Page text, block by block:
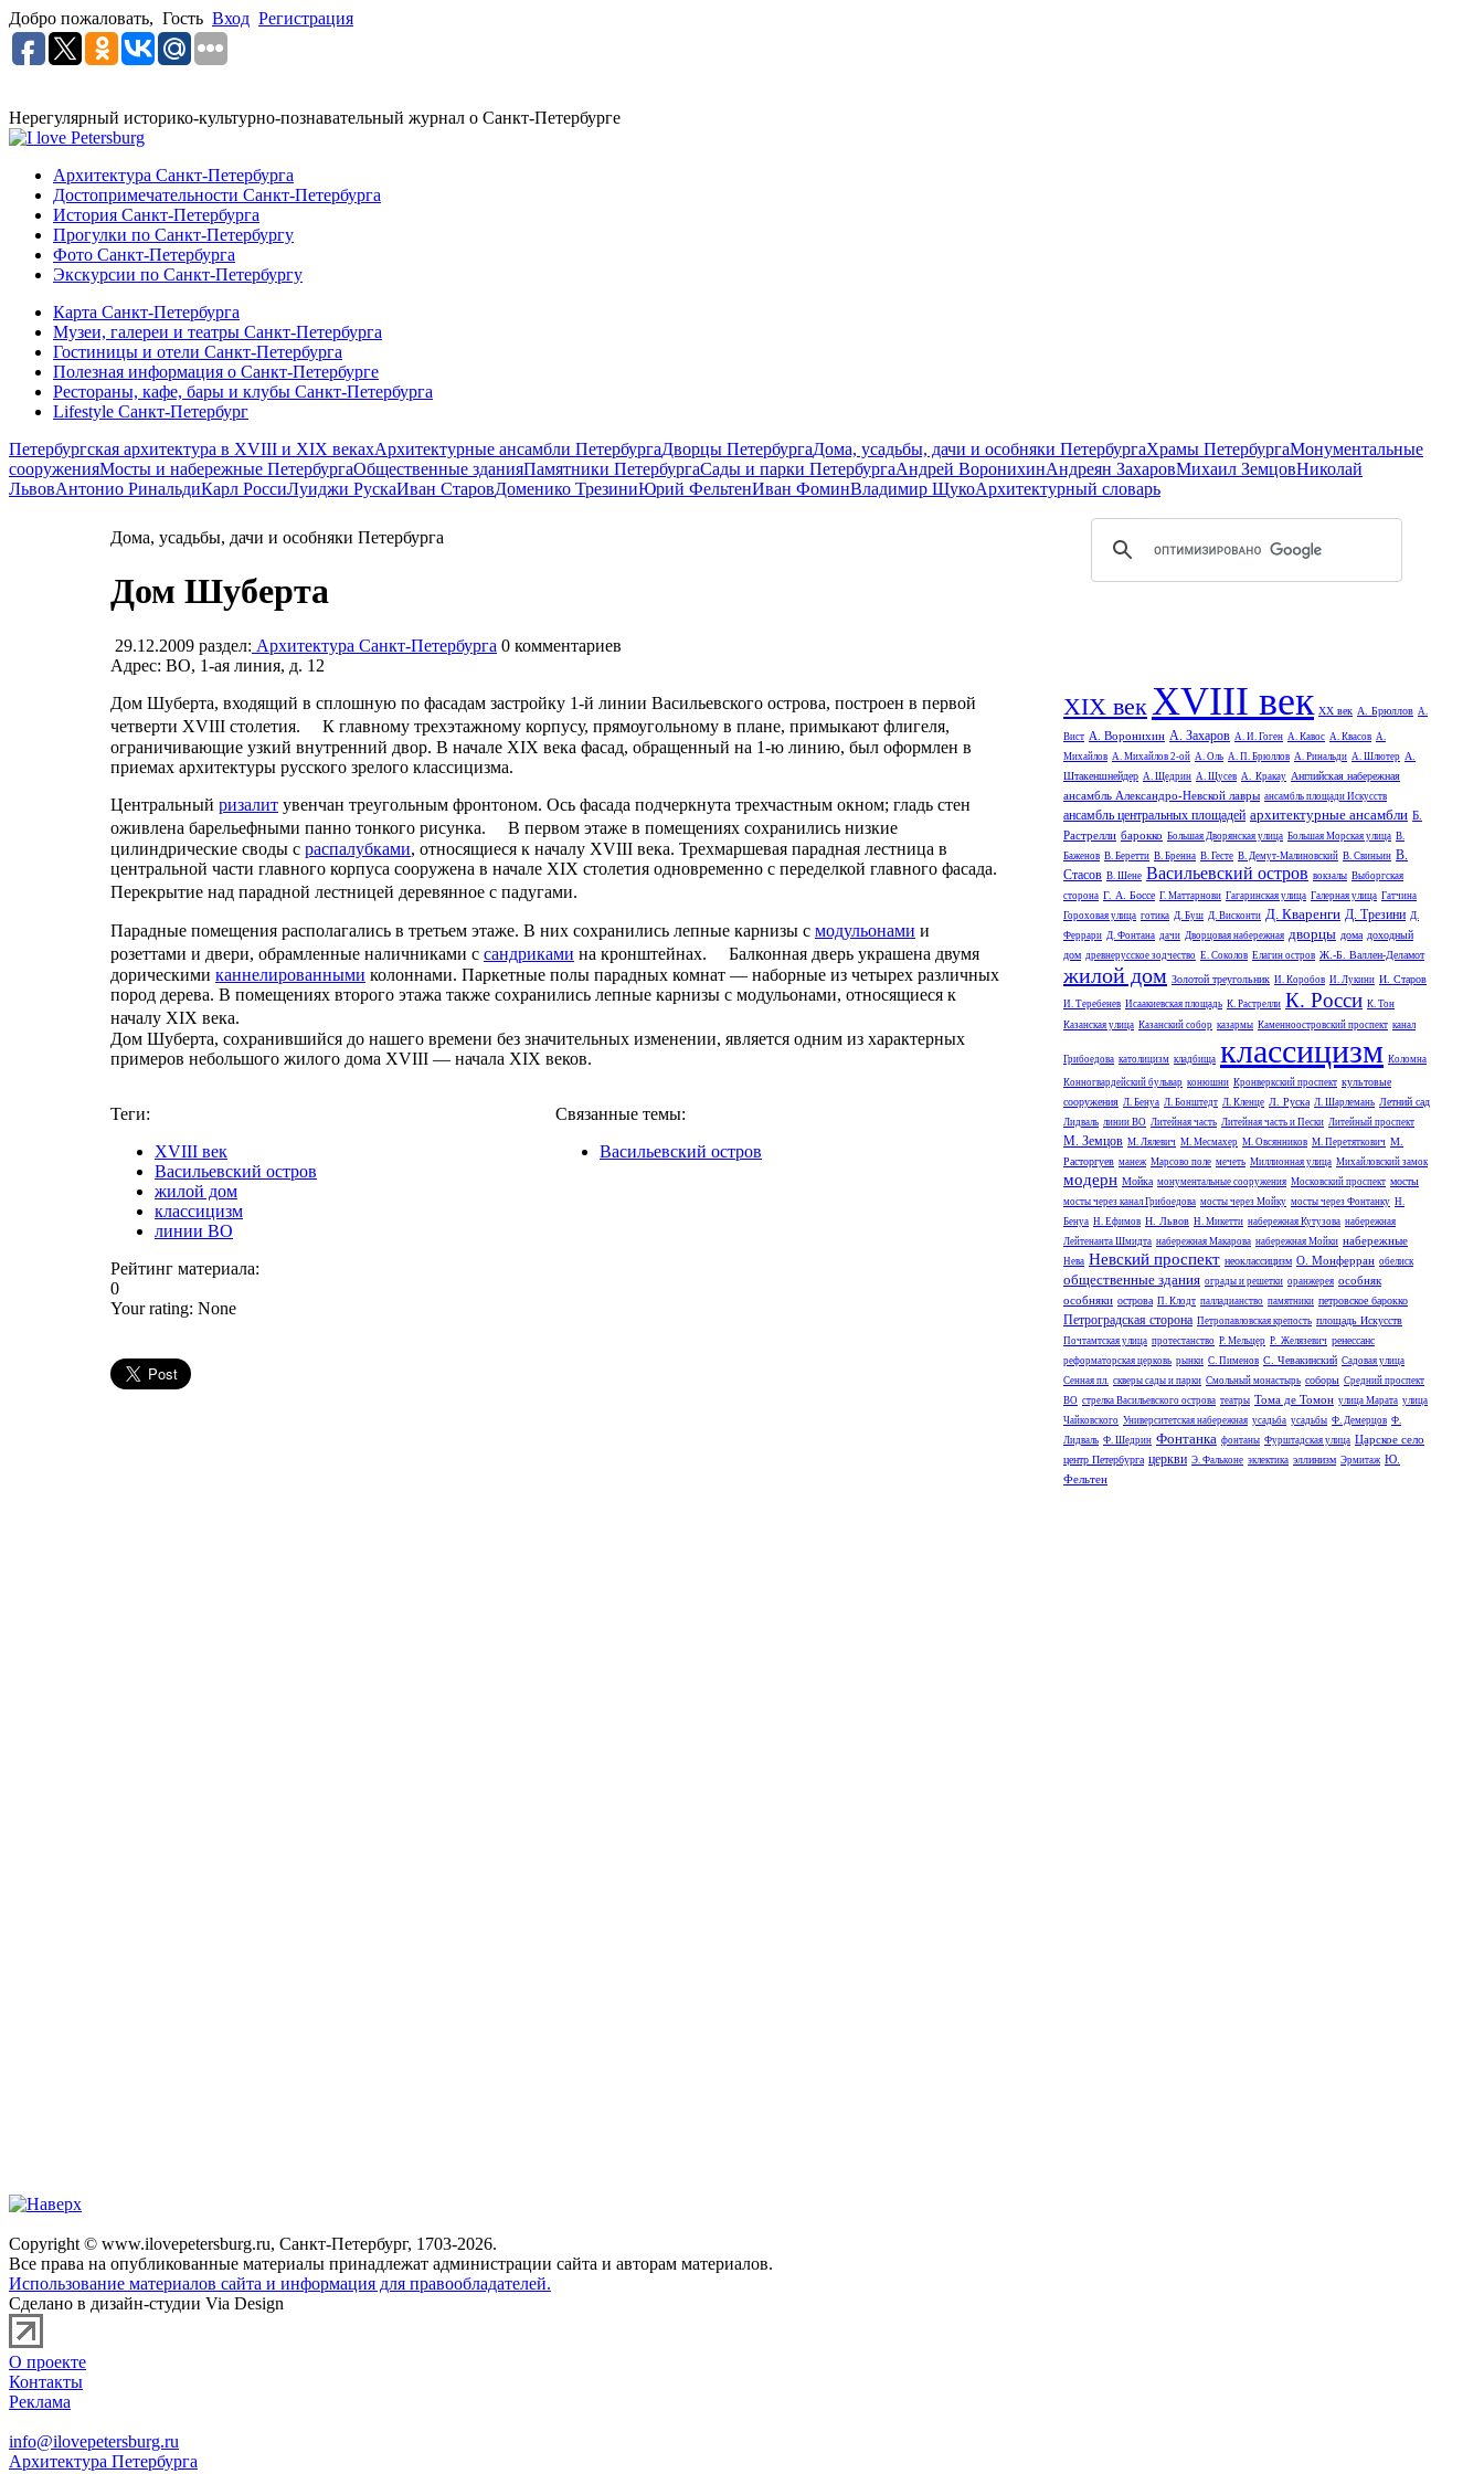
Добро пожаловать, Гость Вход Регистрация
Нерегулярный историко-культурно-познавательный журнал о Санкт-Петербурге
Архитектура Санкт-Петербурга
Достопримечательности Санкт-Петербурга
История Санкт-Петербурга
Прогулки по Санкт-Петербургу
Фото Санкт-Петербурга
Экскурсии по Санкт-Петербургу
Карта Санкт-Петербурга
Музеи, галереи и театры Санкт-Петербурга
Гостиницы и отели Санкт-Петербурга
Полезная информация о Санкт-Петербурге
Рестораны, кафе, бары и клубы Санкт-Петербурга
Lifestyle Санкт-Петербург
Петербургская архитектура в XVIII и XIX векахАрхитектурные ансамбли ПетербургаДворцы ПетербургаДома, усадьбы, дачи и особняки ПетербургаХрамы ПетербургаМонументальные
сооруженияМосты и набережные ПетербургаОбщественные зданияПамятники ПетербургаСады и парки ПетербургаАндрей ВоронихинАндреян ЗахаровМихаил ЗемцовНиколай
ЛьвовАнтонио РинальдиКарл РоссиЛуиджи РускаИван СтаровДоменико ТрезиниЮрий ФельтенИван ФоминВладимир ЩукоАрхитектурный словарь
Дома, усадьбы, дачи и особняки Петербурга
Дом Шуберта
29.12.2009 раздел: Архитектура Санкт-Петербурга 0 комментариев
Адрес: ВО, 1-ая линия, д. 12
Дом Шуберта, входящий в сплошную по фасадам застройку 1-й линии Васильевского острова, построен в первой
четверти XVIII столетия. К главному трехэтажному корпусу, прямоугольному в плане, примыкают флигеля,
ограничивающие узкий внутренний двор. В начале XIX века фасад, обращенный на 1-ю линию, был оформлен в
приемах архитектуры русского зрелого классицизма.
Центральный ризалит увенчан треугольным фронтоном. Ось фасада подчеркнута трехчастным окном; гладь стен
оживлена барельефными панно тонкого рисунка. В первом этаже в помещениях сохранились низкие
цилиндрические своды с распалубками, относящиеся к началу XVIII века. Трехмаршевая парадная лестница в
центральной части главного корпуса сооружена в начале XIX столетия одновременно с переделкой главного фасада.
Перекрытие над парадной лестницей деревянное с падугами.
Парадные помещения располагались в третьем этаже. В них сохранились лепные карнизы с модульонами и
розеттами и двери, обрамленные наличниками с сандриками на кронштейнах. Балконная дверь украшена двумя
дорическими каннелированными колоннами. Паркетные полы парадных комнат — наборные из четырех различных
пород дерева. В помещениях второго этажа также сохранились лепные карнизы с модульонами, относящиеся к
началу XIX века.
Дом Шуберта, сохранившийся до нашего времени без значительных изменении, является одним из характерных
примеров небольшого жилого дома XVIII — начала XIX веков.
Теги:
XVIII век
Васильевский остров
жилой дом
классицизм
линии ВО
Связанные темы:
Васильевский остров
Рейтинг материала:
0
Your rating: None
XIX векXVIII век XX век А. Брюллов А.
Вист А. Воронихин А. Захаров А. И. Гоген А. Кавос А. Квасов А.
Михайлов А. Михайлов 2-ой А. Оль А. П. Брюллов А. Ринальди А. Шлютер А.
Штакеншнейдер А. Щедрин А. Щусев А. Кракау Английская набережная
ансамбль Александро-Невской лавры ансамбль площади Искусств
ансамбль центральных площадей архитектурные ансамбли Б.
Растрелли барокко Большая Дворянская улица Большая Морская улица В.
Баженов В. Беретти В. Бренна В. Гесте В. Демут-Малиновский В. Свиньин В.
Стасов В. Шене Васильевский остров вокзалы Выборгская
сторона Г. А. Боссе Г. Маттарнови Гагаринская улица Галерная улица Гатчина
Гороховая улица готика Д. Буш Д. Висконти Д. Кваренги Д. Трезини Д.
Феррари Д. Фонтана дачи Дворцовая набережная дворцы дома доходный
дом древнерусское зодчество Е. Соколов Елагин остров Ж.-Б. Валлен-Деламот
жилой дом Золотой треугольник И. Коробов И. Лукини И. Старов
И. Теребенев Исаакиевская площадь К. Растрелли К. Росси К. Тон
Казанская улица Казанский собор казармы Каменноостровский проспект канал
Грибоедова католицизм кладбища классицизм Коломна
Конногвардейский бульвар конюшни Кронверкский проспект культовые
сооружения Л. Бенуа Л. Бонштедт Л. Кленце Л. Руска Л. Шарлемань Летний сад
Лидваль линии ВО Литейная часть Литейная часть и Пески Литейный проспект
М. Земцов М. Лялевич М. Месмахер М. Овсянников М. Перетяткович М.
Расторгуев манеж Марсово поле мечеть Миллионная улица Михайловский замок
модерн Мойка монументальные сооружения Московский проспект мосты
мосты через канал Грибоедова мосты через Мойку мосты через Фонтанку Н.
Бенуа Н. Ефимов Н. Львов Н. Микетти набережная Кутузова набережная
Лейтенанта Шмидта набережная Макарова набережная Мойки набережные
Нева Невский проспект неоклассицизм О. Монферран обелиск
общественные здания ограды и решетки оранжерея особняк
особняки острова П. Клодт палладианство памятники петровское барокко
Петроградская сторона Петропавловская крепость площадь Искусств
Почтамтская улица протестанство Р. Мельцер Р. Желязевич ренессанс
реформаторская церковь рынки С. Пименов С. Чевакинский Садовая улица
Сенная пл. скверы сады и парки Смольный монастырь соборы Средний проспект
ВО стрелка Васильевского острова театры Тома де Томон улица Марата улица
Чайковского Университетская набережная усадьба усадьбы Ф. Демерцов Ф.
Лидваль Ф. Шедрин Фонтанка фонтаны Фурштадская улица Царское село
центр Петербурга церкви Э. Фальконе эклектика эллинизм Эрмитаж Ю.
Фельтен
Copyright © www.ilovepetersburg.ru, Санкт-Петербург, 1703-2026.
Все права на опубликованные материалы принадлежат администрации сайта и авторам материалов.
Использование материалов сайта и информация для правообладателей.
Сделано в дизайн-студии Via Design
О проекте
Контакты
Реклама
info@ilovepetersburg.ru
Архитектура Петербурга